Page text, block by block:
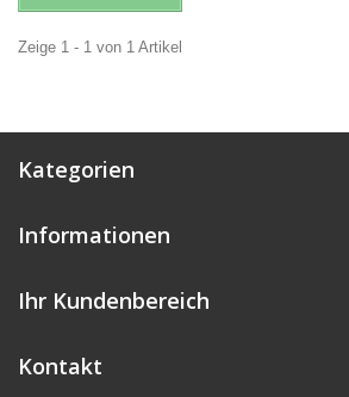
Zeige 1 - 1 von 1 Artikel
Kategorien
Informationen
Ihr Kundenbereich
Kontakt